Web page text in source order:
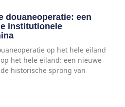
douaneoperatie: een
institutionele
op het hele eiland
het hele eiland: een nieuwe
historische sprong van